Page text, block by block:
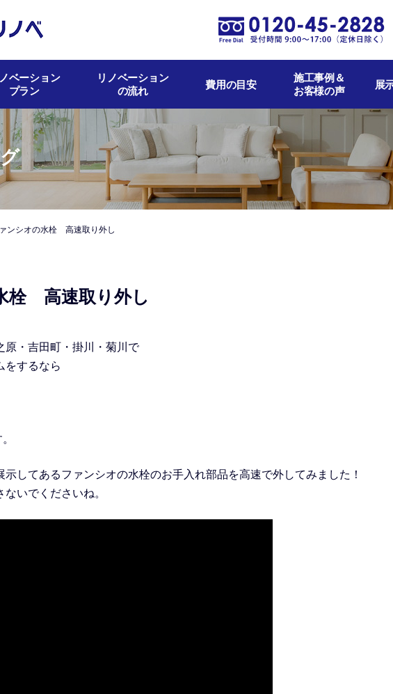
ベーション
プラン
リノベーション
の流れ
費用の目安
施工事例＆
お客様の声
展
ンシオの水栓 高速取り外し
栓 高速取り外し
原・吉田町・掛川・菊川で
をするなら
してあるファンシオの水栓のお手入れ部品を高速で外してみました！
いでくださいね。